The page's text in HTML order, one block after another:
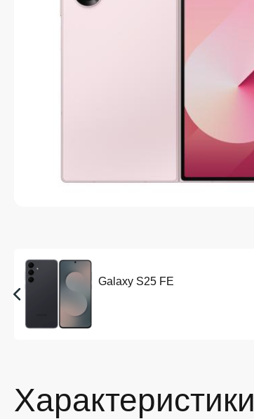
Galaxy S25 FE
Характеристики